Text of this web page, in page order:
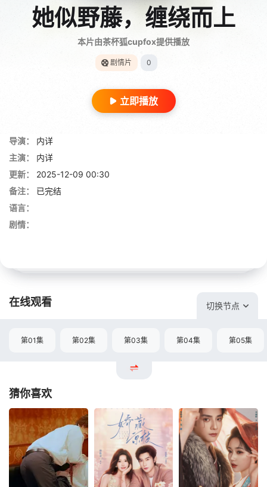
她似野藤，缠绕而上
本片由茶杯狐cupfox提供播放
剧情片 0
立即播放
导演：
内详
主演：
内详
更新：
2025-12-09 00:30
备注：
已完结
语言：
剧情：
在线观看 切换节点
第01集 第02集 第03集 第04集 第05集
猜你喜欢